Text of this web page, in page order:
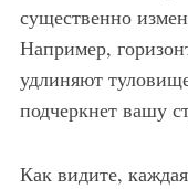
существенно
Например,
удлиняют
подчеркнет вашу
Как видите,